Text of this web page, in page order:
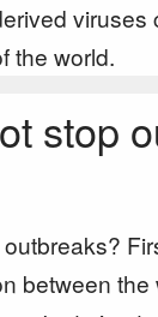
viruses
the world.
stop
between the